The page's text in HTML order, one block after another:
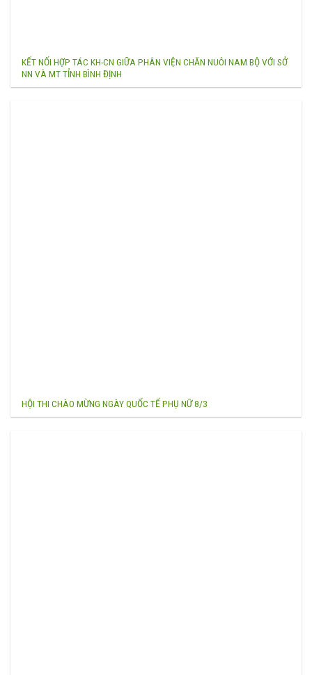
KẾT NỐI HỢP TÁC KH-CN GIỮA PHÂN VIỆN CHĂN NUÔI NAM BỘ VỚI SỞ
NN VÀ MT TỈNH BÌNH ĐỊNH
HỘI THI CHÀO MỪNG NGÀY QUỐC TẾ PHỤ NỮ 8/3